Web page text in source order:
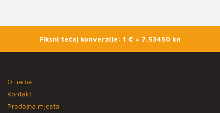
Fiksni tečaj konverzije: 1 € = 7,53450 kn
O nama
Kontakt
Prodajna mjesta